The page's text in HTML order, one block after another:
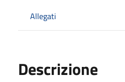
Allegati
Descrizione